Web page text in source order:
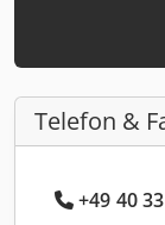
Telefon &
+49 40